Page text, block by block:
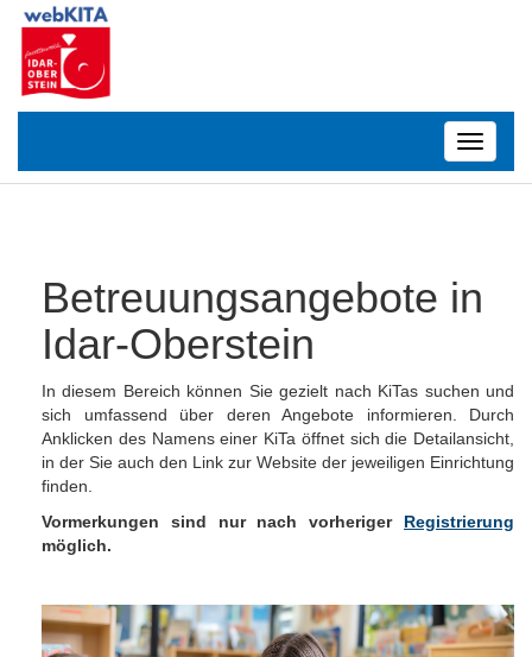
Toggle
Betreuungsangebote in
Idar-Oberstein
In diesem Bereich können Sie gezielt nach KiTas suchen und
sich umfassend über deren Angebote informieren. Durch
Anklicken des Namens einer KiTa öffnet sich die Detailansicht,
in der Sie auch den Link zur Website der jeweiligen Einrichtung
finden.
Vormerkungen sind nur nach vorheriger Registrierung
möglich.